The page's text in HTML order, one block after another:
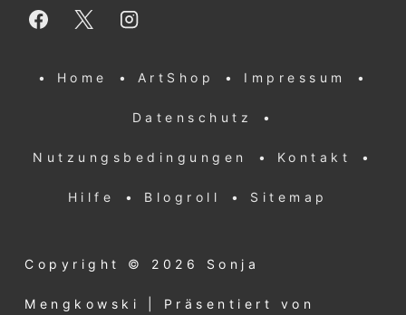
Footer-
• Home • ArtShop • Impressum •
Datenschutz •
Nutzungsbedingungen • Kontakt •
Hilfe • Blogroll • Sitemap
Copyright © 2026 Sonja
Mengkowski | Präsentiert von